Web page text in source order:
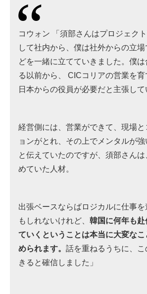
コウォン 「須部さんはプロジェク
して社内から、僕は社外からの立
どを一緒に立てていきました。僕
る以前から、 CICコリアの営業を育
日本からの役員が必要だと主張して
経営側には、営業ができて、現場
ョンがとれ、その上でメンタルが
と伝えていたのですが、須部さん
めていた人材。
出張ベースならばロジカルに仕事
もしれないけれど、 韓国に何年も
ていくということは本当に大変な
められます。 話を重ねるうちに、
きると確信しました」